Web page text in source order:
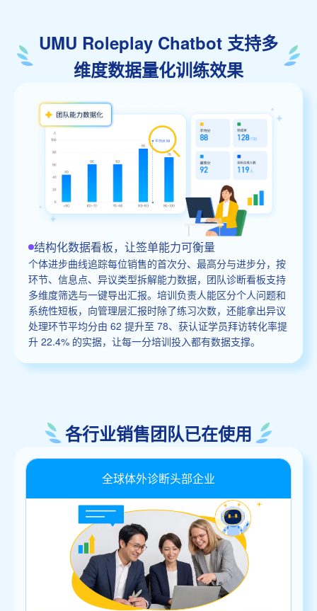
UMU Roleplay Chatbot 支持多
维度数据量化训练效果
结构化数据看板，让签单能力可衡量
个体进步曲线追踪每位销售的首次分、最高分与进步分，按
环节、信息点、异议类型拆解能力数据，团队诊断看板支持
多维度筛选与一键导出汇报。培训负责人能区分个人问题和
系统性短板，向管理层汇报时除了练习次数，还能拿出异议
处理环节平均分由 62 提升至 78、获认证学员拜访转化率提
升 22.4% 的实据，让每一分培训投入都有数据支撑。
各行业销售团队已在使用
全球体外诊断头部企业